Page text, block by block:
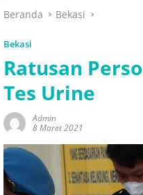
Beranda Bekasi
Bekasi
Ratusan
Tes Urine
Admin
8 Maret 2021